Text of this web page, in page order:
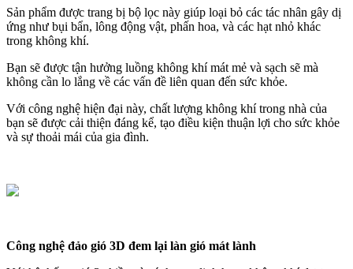
Sản phẩm được trang bị bộ lọc này giúp loại bỏ các tác nhân gây dị
ứng như bụi bẩn, lông động vật, phấn hoa, và các hạt nhỏ khác
trong không khí.
Bạn sẽ được tận hưởng luồng không khí mát mẻ và sạch sẽ mà
không cần lo lắng về các vấn đề liên quan đến sức khỏe.
Với công nghệ hiện đại này, chất lượng không khí trong nhà của
bạn sẽ được cải thiện đáng kể, tạo điều kiện thuận lợi cho sức khỏe
và sự thoải mái của gia đình.
Công nghệ đảo gió 3D đem lại làn gió mát lành